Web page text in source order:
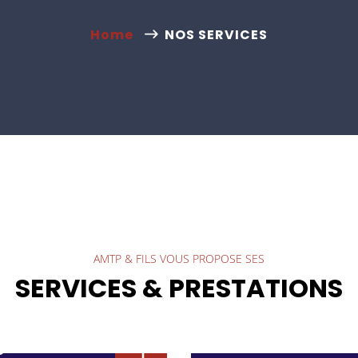
Home NOS SERVICES
AMTP & FILS VOUS PROPOSE SES
SERVICES & PRESTATIONS